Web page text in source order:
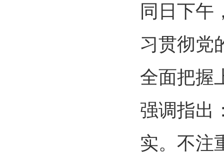
同日下午
习贯彻党
全面把握
强调指出
实。不注